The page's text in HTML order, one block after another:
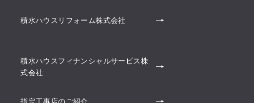
積水ハウスリフォーム株式会社
積水ハウスフィナンシャルサービス株
式会社